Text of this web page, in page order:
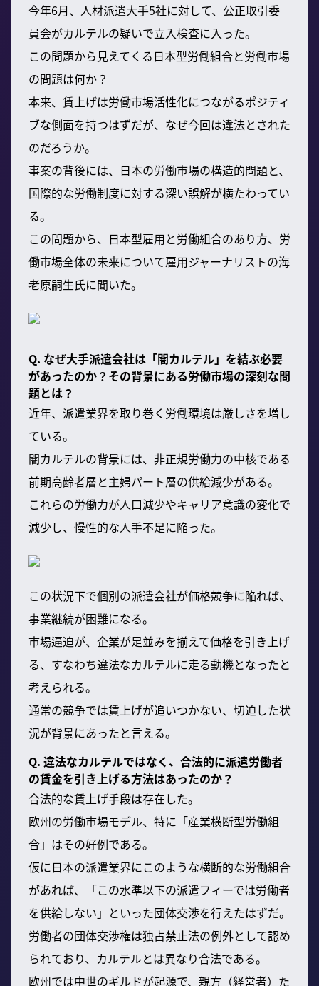
今年6月、人材派遣大手5社に対して、公正取引委
員会がカルテルの疑いで立入検査に入った。
この問題から見えてくる日本型労働組合と労働市場
の問題は何か？
本来、賃上げは労働市場活性化につながるポジティ
ブな側面を持つはずだが、なぜ今回は違法とされた
のだろうか。
事案の背後には、日本の労働市場の構造的問題と、
国際的な労働制度に対する深い誤解が横たわってい
る。
この問題から、日本型雇用と労働組合のあり方、労
働市場全体の未来について雇用ジャーナリストの海
老原嗣生氏に聞いた。
Q. なぜ大手派遣会社は「闇カルテル」を結ぶ必要
があったのか？その背景にある労働市場の深刻な問
題とは？
近年、派遣業界を取り巻く労働環境は厳しさを増し
ている。
闇カルテルの背景には、非正規労働力の中核である
前期高齢者層と主婦パート層の供給減少がある。
これらの労働力が人口減少やキャリア意識の変化で
減少し、慢性的な人手不足に陥った。
この状況下で個別の派遣会社が価格競争に陥れば、
事業継続が困難になる。
市場逼迫が、企業が足並みを揃えて価格を引き上げ
る、すなわち違法なカルテルに走る動機となったと
考えられる。
通常の競争では賃上げが追いつかない、切迫した状
況が背景にあったと言える。
Q. 違法なカルテルではなく、合法的に派遣労働者
の賃金を引き上げる方法はあったのか？
合法的な賃上げ手段は存在した。
欧州の労働市場モデル、特に「産業横断型労働組
合」はその好例である。
仮に日本の派遣業界にこのような横断的な労働組合
があれば、「この水準以下の派遣フィーでは労働者
を供給しない」といった団体交渉を行えたはずだ。
労働者の団体交渉権は独占禁止法の例外として認め
られており、カルテルとは異なり合法である。
欧州では中世のギルドが起源で、親方（経営者）た